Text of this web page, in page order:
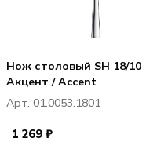
Нож столовый SH 18/10
Акцент / Accent
Арт. 01.0053.1801
1 269 ₽